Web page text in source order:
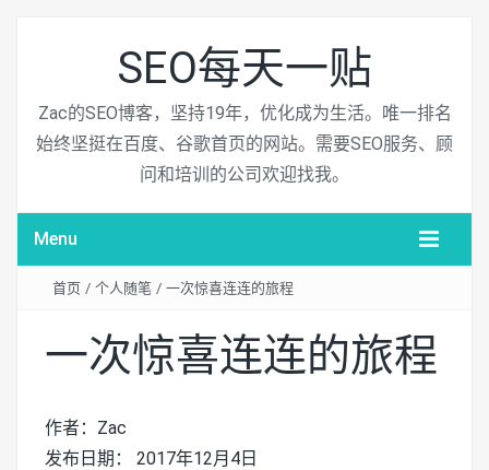
SEO每天一贴
Zac的SEO博客，坚持19年，优化成为生活。唯一排名
始终坚挺在百度、谷歌首页的网站。需要SEO服务、顾
问和培训的公司欢迎找我。
Menu
首页 / 个人随笔 / 一次惊喜连连的旅程
一次惊喜连连的旅程
作者：Zac
发布日期： 2017年12月4日